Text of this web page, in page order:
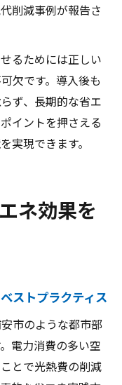
削減事例が報告さ
るためには正しい
欠です。導入後も
ず、長期的な省エ
イントを押さえる
実現できます。
ネ効果を
ストプラクティス
市のような都市部
電力消費の多い空
とで光熱費の削減